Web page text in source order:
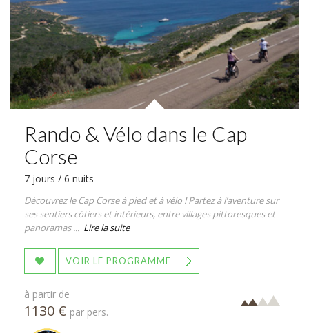
Rando & Vélo dans le Cap
Corse
7 jours / 6 nuits
Découvrez le Cap Corse à pied et à vélo ! Partez à l’aventure sur
ses sentiers côtiers et intérieurs, entre villages pittoresques et
panoramas ... Lire la suite
VOIR LE PROGRAMME
à partir de
1130 € par pers.